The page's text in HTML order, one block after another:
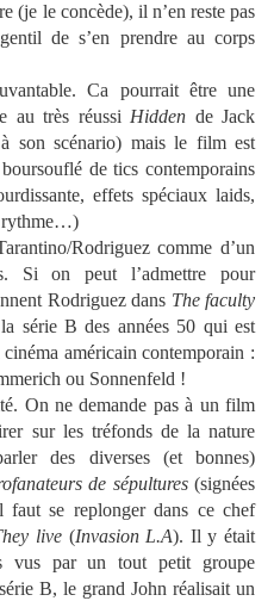
(je le concède), il n’en reste pas
de s’en prendre au corps
Ca pourrait être une
au très réussi Hidden de Jack
son scénario) mais le film est
de tics contemporains
effets spéciaux laids,
rythme…)
Rodriguez comme d’un
Si on peut l’admettre pour
Rodriguez dans The faculty
série B des années 50 qui est
américain contemporain :
ou Sonnenfeld !
On ne demande pas à un film
sur les tréfonds de la nature
des diverses (et bonnes)
de sépultures(signées
faut se replonger dans ce chef
live (Invasion L.A). Il y était
vus par un tout petit groupe
B, le grand John réalisait un